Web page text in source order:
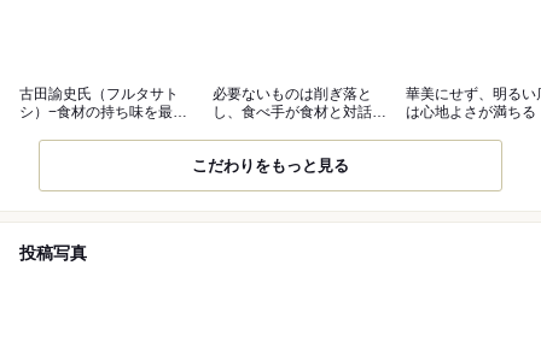
古田諭史氏（フルタサト
シ）−食材の持ち味を最大
必要ないものは削ぎ落と
し、食べ手が食材と対話で
華美にせず、明るい
は心地よさが満ちる
こだわりをもっと見る
投稿写真